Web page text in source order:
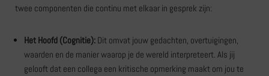
twee componenten die continu met elkaar in gesprek zijn:
Het Hoofd (Cognitie): Dit omvat jouw gedachten, overtuigingen,
waarden en de manier waarop je de wereld interpreteert. Als jij
gelooft dat een collega een kritische opmerking maakt om jou te